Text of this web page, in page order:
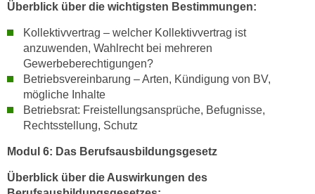
Überblick über die wichtigsten Bestimmungen:
Kollektivvertrag – welcher Kollektivvertrag ist
anzuwenden, Wahlrecht bei mehreren
Gewerbeberechtigungen?
Betriebsvereinbarung – Arten, Kündigung von BV,
mögliche Inhalte
Betriebsrat: Freistellungsansprüche, Befugnisse,
Rechtsstellung, Schutz
Modul 6: Das Berufsausbildungsgesetz
Überblick über die Auswirkungen des
i
n
i
f